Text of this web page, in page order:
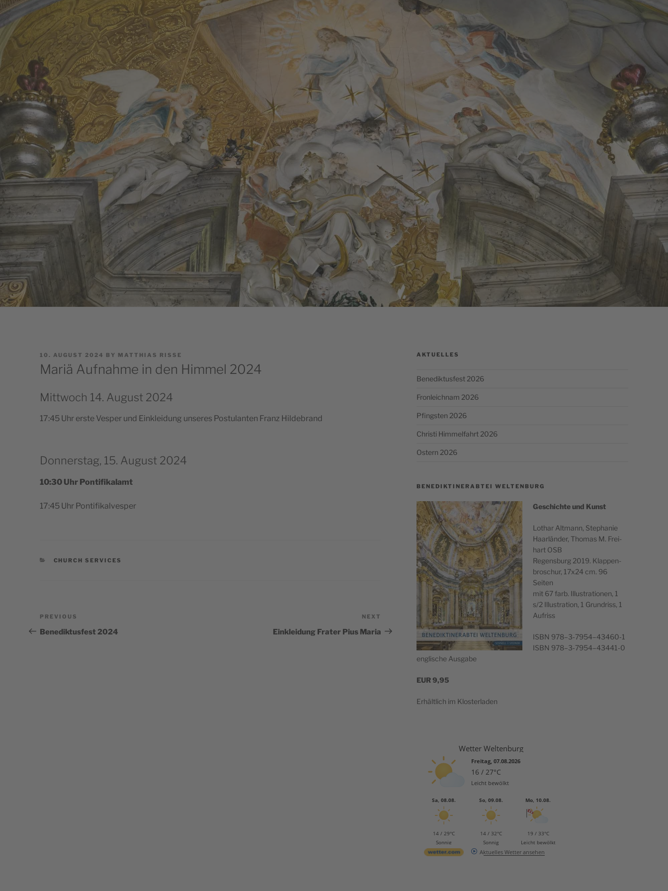
POSTED
10. AUGUST 2024 BY MATTHIAS RISSE
Mariä Aufnahme in den Himmel 2024
Mittwoch 14. August 2024
17:45 Uhr erste Ves­per und Ein­klei­dung unseres Pos­tu­lanten Franz Hildebrand
Donnerstag, 15. August 2024
10:30 Uhr Pontifikalamt
17:45 Uhr Pontifikalvesper
CATEGORIES
CHURCH SERVICES
Post
navigation
Previous
Post
PREVIOUS
Benediktusfest 2024
Post
NEXT
Einkleidung Frater Pius Maria
AKTUELLES
Benediktusfest 2026
Fronleichnam 2026
Pfingsten 2026
Christi Himmelfahrt 2026
Ostern 2026
BENEDIKTINERABTEI WELTENBURG
Geschichte und Kunst
Lothar Alt­mann, Stephanie
Haar­län­der, Thomas M. Frei­
hart OSB
Regens­burg 2019. Klap­pen­
broschur, 17x24 cm. 96
Seiten
mit 67 farb. Illus­tra­tio­nen, 1
s/2 Illus­tra­tion, 1 Grun­driss, 1
Aufriss
ISBN 978–3‑7954–43460‑1
ISBN 978–3‑7954–43441‑0
englis­che Ausgabe
EUR9,95
Erhältlich im Klosterladen
Wetter Weltenburg
Freitag, 07.08.2026
16 / 27°C
Leicht bewölkt
Sa, 08.08.
14 / 29°C
Sonnig
So, 09.08.
14 / 32°C
Sonnig
Mo, 10.08.
19 / 33°C
Leicht bewölkt
Aktuelles Wetter ansehen